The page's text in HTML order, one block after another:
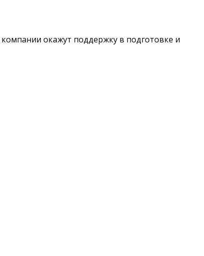
окажут поддержку в подготовке и